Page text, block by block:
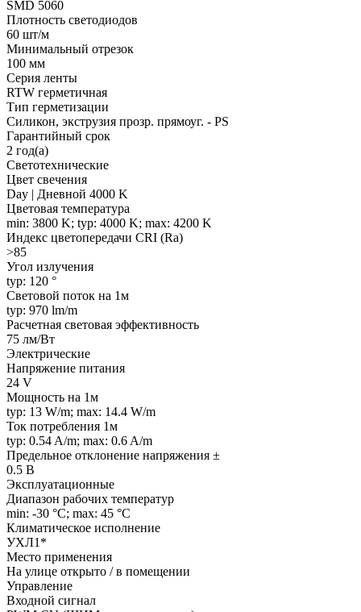
SMD 5060
Плотность светодиодов
60 шт/м
Минимальный отрезок
100 мм
Серия ленты
RTW герметичная
Тип герметизации
Силикон, экструзия прозр. прямоуг. - PS
Гарантийный срок
2 год(а)
Светотехнические
Цвет свечения
Day | Дневной 4000 K
Цветовая температура
min: 3800 K; typ: 4000 K; max: 4200 K
Индекс цветопередачи CRI (Ra)
>85
Угол излучения
typ: 120 °
Световой поток на 1м
typ: 970 lm/m
Расчетная световая эффективность
75 лм/Вт
Электрические
Напряжение питания
24 V
Мощность на 1м
typ: 13 W/m; max: 14.4 W/m
Ток потребления 1м
typ: 0.54 A/m; max: 0.6 A/m
Предельное отклонение напряжения ±
0.5 В
Эксплуатационные
Диапазон рабочих температур
min: -30 °C; max: 45 °C
Климатическое исполнение
УХЛ1*
Место применения
На улице открыто / в помещении
Управление
Входной сигнал